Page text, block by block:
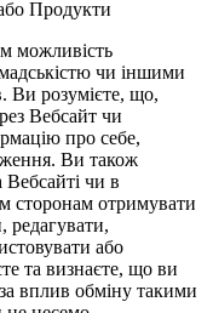
Продукти
можливість
чи іншими
Ви розумієте, що,
Вебсайт чи
про себе,
Ви також
чи в
сторонам отримувати
редагувати,
або
та визнаєте, що ви
вплив обміну такими